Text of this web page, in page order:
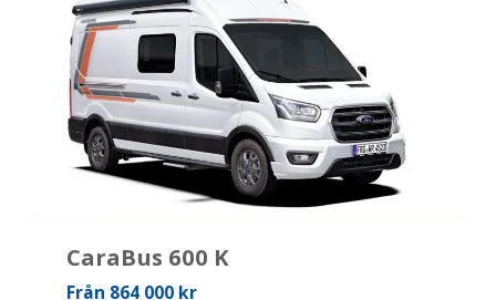
CaraBus 600 K
Från 864 000 kr